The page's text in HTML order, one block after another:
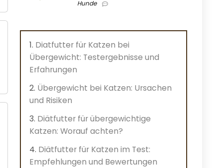
Hunde
Diatfutter für Katzen bei
Übergewicht: Testergebnisse und
Erfahrungen
Übergewicht bei Katzen: Ursachen
und Risiken
Diätfutter für übergewichtige
Katzen: Worauf achten?
Diätfutter für Katzen im Test:
Empfehlungen und Bewertungen